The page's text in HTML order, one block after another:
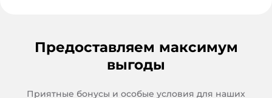
Предоставляем максимум
выгоды
Приятные бонусы и особые условия для наших